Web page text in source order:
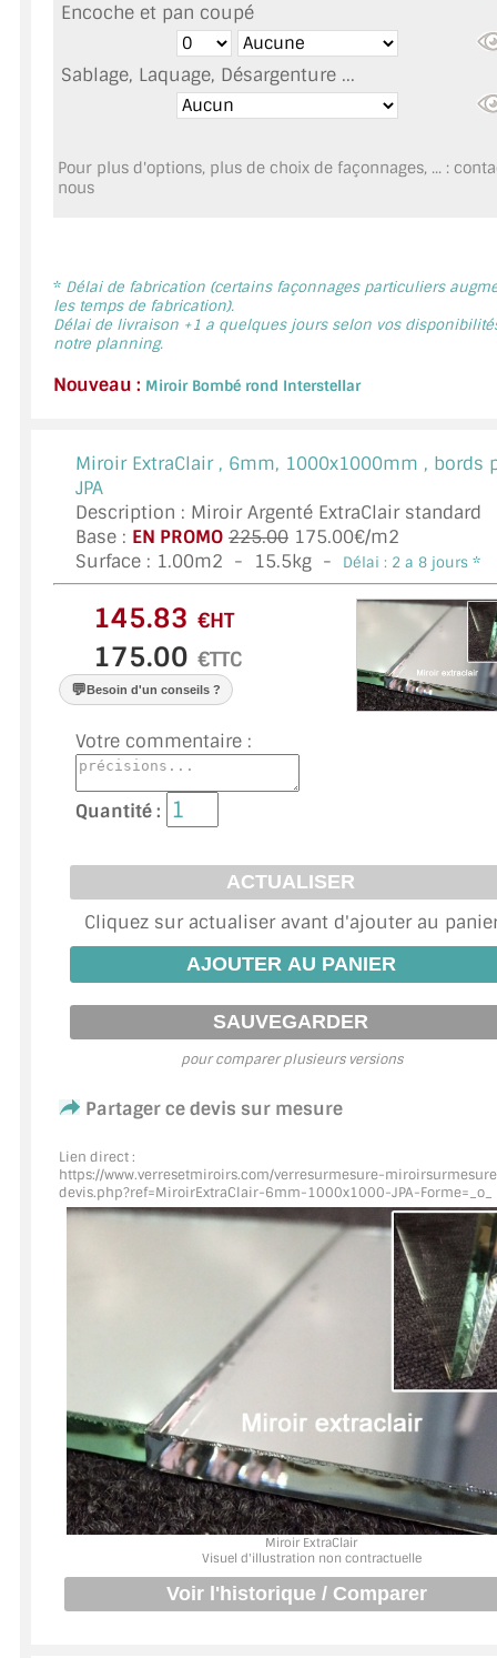
MIROIR DÉCORATIF DE COULEUR
LOTS DE MIROIRS EN MOZAÏQUE
MIROIR DE SALLE DE BAIN
MIROIR POUR SALLE DE SPORT
MIROIR POUR SALLE DE DANSE
MIROIR ENCADRÉ
VERRE SUR MESURE
VERRE EXTRACLAIR
VERRE TREMPÉ (SÉCURIT)
PAROI DE DOUCHE
VERRE FEUILLETÉ
VERRE LAQUÉ/CRÉDENCE
VERRE FEUILLETÉ/TREMPÉ
DALLE DE SOL EN VERRE
PORTE EN VERRE
GARDE CORPS EN VERRE
VERRIÈRE TYPE ATELIER
VERRES TEXTURÉS
PLEXIGLAS PMMA
DOUBLE VITRAGE
ACCESSOIRES & QUINCAILLERIE
CATALOGUE DE PROFILS ET FIXATION DU VERRE
LES FIXATIONS POUR MIROIR
LES PROFILS PAROI DE VERRE
VITRINE EN VERRE
CONNECTEURS ET ASSEMBLAGE DE VERRES
PLATS ET CORNIÈRES
LES CHARNIÈRES DE PORTE EN VERRE
BOUTONS ET POIGNÉES
Encoche et pan coupé
Sablage, Laquage, Désargenture ...
Pour plus d'options, plus de choix de façonnages, ... :
nous
* Délai de fabrication (certains façonnages particuliers
les temps de fabrication).
Délai de livraison +1 a quelques jours selon vos
notre planning.
Nouveau : Miroir Bombé rond Interstellar
Miroir ExtraClair , 6mm, 1000x1000mm , bords
JPA
Description : Miroir Argenté ExtraClair standard
Base : EN PROMO 225.00 175.00€/m2
Surface : 1.00m2 - 15.5kg - Délai : 2 a 8 jours *
€HT
€TTC
💬Besoin d'un conseils ?
Votre commentaire :
Quantité :
Cliquez sur actualiser avant d'ajouter au
pour comparer plusieurs versions
Partager ce devis sur mesure
Lien direct :
https://www.verresetmiroirs.com/verresurmesure-
devis.php?ref=MiroirExtraClair-6mm-1000x1000-JPA-Forme=_o_
Miroir ExtraClair
Visuel d'illustration non contractuelle